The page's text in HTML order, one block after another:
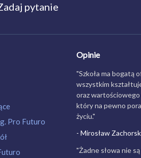
pytanie
Pro Futuro
Opinie
"Szkoła ma bogatą
wszystkim
oraz wartościowego
który na pewno
życiu."
- Mirosław
"Żadne słowa nie